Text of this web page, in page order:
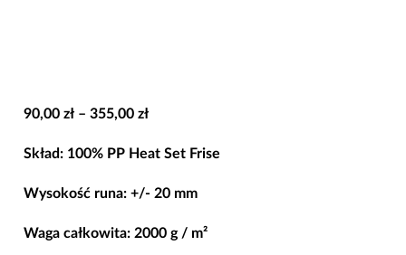
90,00 zł – 355,00 złZakres
90,00 zł
355,00 zł
Skład: 100% PP Heat Set Frise
Wysokość runa: +/- 20 mm
Waga całkowita: 2000 g / m²